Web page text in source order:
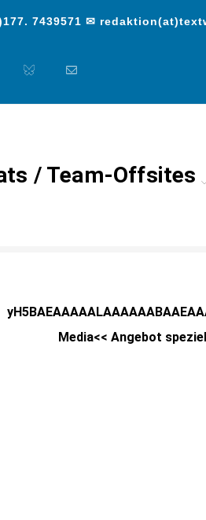
7439571 ✉
/ Team-Offsites
speziell für